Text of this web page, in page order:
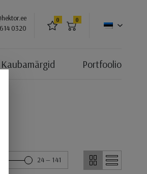
0320
LEMMIKUD
0
OSTUKORV
0
Kaubamärgid Portfoolio
GRIDNIMEKIRI
24 — 141